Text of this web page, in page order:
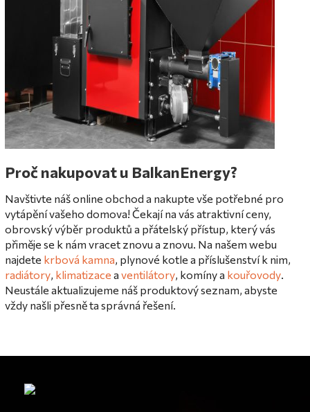
Proč nakupovat u BalkanEnergy?
Navštivte náš online obchod a nakupte vše potřebné pro
vytápění vašeho domova! Čekají na vás atraktivní ceny,
obrovský výběr produktů a přátelský přístup, který vás
přiměje se k nám vracet znovu a znovu. Na našem webu
najdete krbová kamna, plynové kotle a příslušenství k nim,
radiátory, klimatizace a ventilátory, komíny a kouřovody.
Neustále aktualizujeme náš produktový seznam, abyste
vždy našli přesně ta správná řešení.